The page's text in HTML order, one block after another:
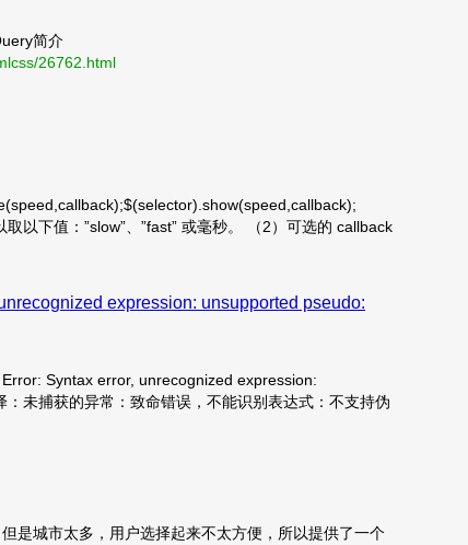
简介
26762.html
以下值：”slow”、”fast” 或毫秒。 （2）可选的 callback
expression: unsupported pseudo:
Syntax error, unrecognized expression:
未捕获的异常：致命错误，不能识别表达式：不支持伪
是城市太多，用户选择起来不太方便，所以提供了一个